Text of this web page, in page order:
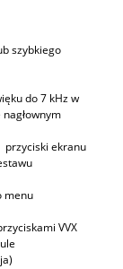
szybkiego
do 7 kHz w
przyciski ekranu
menu
VVX